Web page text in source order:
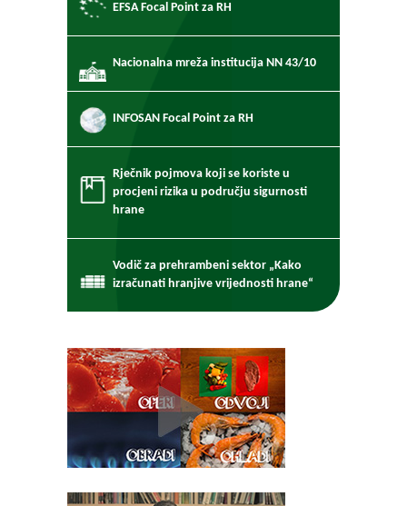
EFSA Focal Point za RH
Nacionalna mreža institucija NN 43/10
INFOSAN Focal Point za RH
Rječnik pojmova koji se koriste u
procjeni rizika u području sigurnosti
hrane
Vodič za prehrambeni sektor „Kako
izračunati hranjive vrijednosti hrane“